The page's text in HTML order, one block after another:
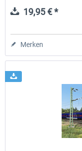
19,95 € *
Merken